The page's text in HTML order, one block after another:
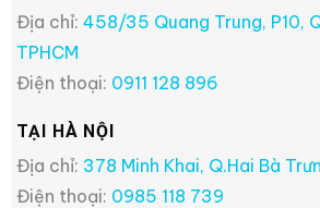
Địa chỉ: 458/35 Quang Trung, P10,
TPHCM
Điện thoại: 0911 128 896
TẠI HÀ NỘI
Địa chỉ: 378 Minh Khai, Q.Hai Bà
Điện thoại: 0985 118 739